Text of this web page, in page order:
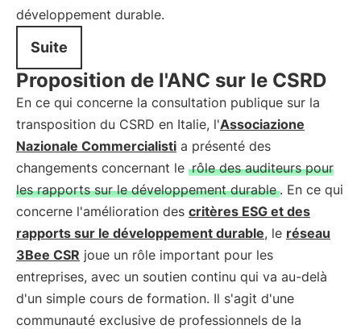
développement durable.
Suite
Proposition de l'ANC sur le CSRD
En ce qui concerne la consultation publique sur la
transposition du CSRD en Italie, l'Associazione
Nazionale Commercialisti a présenté des
changements concernant le rôle des auditeurs pour
les rapports sur le développement durable . En ce qui
concerne l'amélioration des critères ESG et des
rapports sur le développement durable, le réseau
3Bee CSR joue un rôle important pour les
entreprises, avec un soutien continu qui va au-delà
d'un simple cours de formation. Il s'agit d'une
communauté exclusive de professionnels de la